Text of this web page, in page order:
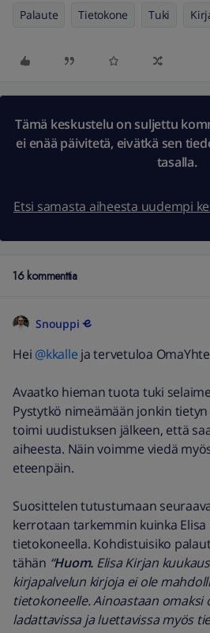
Palaute Tietokone Tuki
Tämä keskustelu on suljettu
ei enää päivitetä, eivätkä sen
tasalla.
Etsi samasta aiheesta uudempi
16 kommenttia
Snouppi
Hei @kkalle ja tervetuloa
Avaatko hieman tuota tuki
Pystytkö nimeämään jonkin
toimi uudistuksen jälkeen, että
aiheesta. Näin voimme viedä
eteenpäin.
Suosittelen tutustumaan
kerrotaan tarkemmin kuinka
tietokoneella. Kohdistuisiko
tähän “Huom. Elisa Kirjan
kirjapalvelun kirjoja ei ole
tietokoneelle. Ainoastaan
ladattavissa ja luettavissa myös